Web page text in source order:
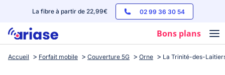
La fibre à partir de 22,99€ 02 99 36 30 54
Bons plans
Box internet
Accueil Forfait mobile Couverture 5G Orne La Trinité-des-